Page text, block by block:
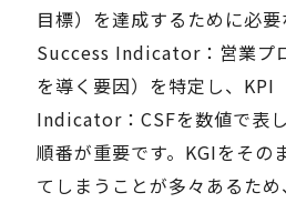
目標）を達成するために必
Success Indicator：営業プ
を導く要因）を特定し、
Indicator：CSFを数値で表
順番が重要です。KGIをその
てしまうことが多々あるた